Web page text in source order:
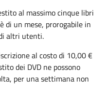
al massimo cinque libri
di un mese, prorogabile in
altri utenti.
al costo di 10,00 €
dei DVD ne possono
per una settimana non